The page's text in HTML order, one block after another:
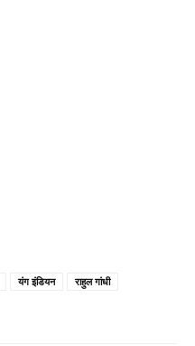
यंग इंडियन
राहुल गांधी